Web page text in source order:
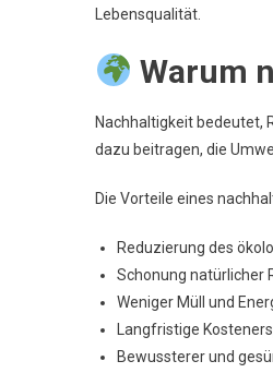
Lebensqualität.
Warum
Nachhaltigkeit bedeutet,
dazu beitragen, die
Die Vorteile eines
Reduzierung des
Schonung natürlicher
Weniger Müll und
Langfristige
Bewussterer und